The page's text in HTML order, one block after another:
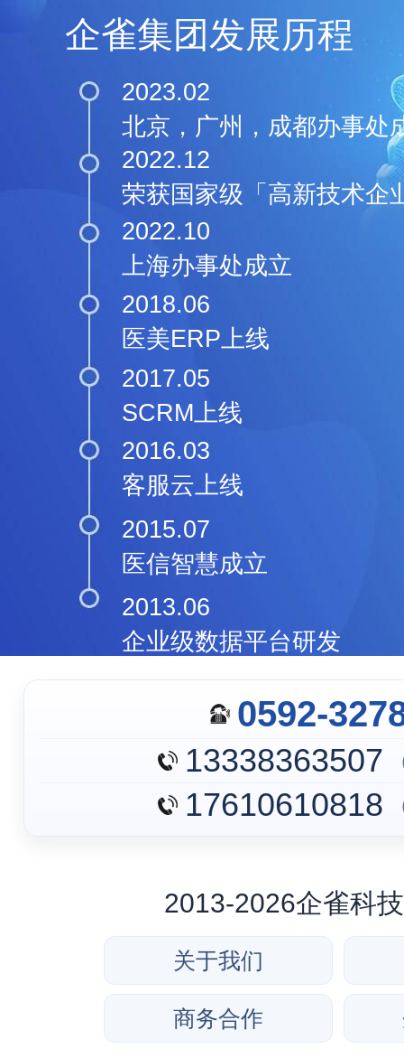
企雀集团发展历程
2023.02
北京，广州，成都办事处
2022.12
荣获国家级「高新技术企
2022.10
上海办事处成立
2018.06
医美ERP上线
2017.05
SCRM上线
2016.03
客服云上线
2015.07
医信智慧成立
2013.06
企业级数据平台研发
0592-
13338363507
17610610818
2013-2026企雀科
关于我们
商务合作